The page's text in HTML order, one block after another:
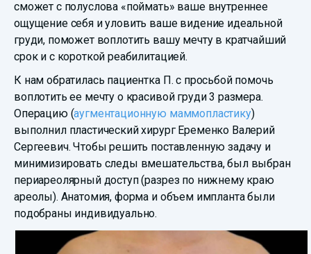
сможет с полуслова «поймать» ваше внутреннее
ощущение себя и уловить ваше видение идеальной
груди, поможет воплотить вашу мечту в кратчайший
срок и с короткой реабилитацией.
К нам обратилась пациентка П. с просьбой помочь
воплотить ее мечту о красивой груди 3 размера.
Операцию (аугментационную маммопластику)
выполнил пластический хирург Еременко Валерий
Сергеевич. Чтобы решить поставленную задачу и
минимизировать следы вмешательства, был выбран
периареолярный доступ (разрез по нижнему краю
ареолы). Анатомия, форма и объем импланта были
подобраны индивидуально.